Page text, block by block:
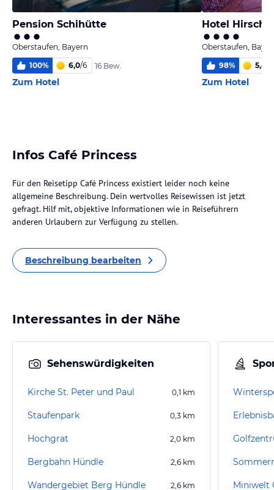
Pension Schihütte
Oberstaufen, Bayern
100% 6,0/6 16 Bew.
Zum Hotel
Hotel Hirsch
Oberstaufen,
98% 5,4
Zum Hotel
Infos Café Princess
Für den Reisetipp Café Princess existiert leider noch keine
allgemeine Beschreibung. Dein wertvolles Reisewissen ist jetzt
gefragt. Hilf mit, objektive Informationen wie in Reiseführern
anderen Urlaubern zur Verfügung zu stellen.
Beschreibung bearbeiten
Interessantes in der Nähe
Sehenswürdigkeiten
Kirche St. Peter und Paul 0,1 km
Staufenpark 0,3 km
Hochgrat 2,0 km
Bergbahn Hündle 2,6 km
Wandergebiet Berg Hündle 2,6 km Miniwelt